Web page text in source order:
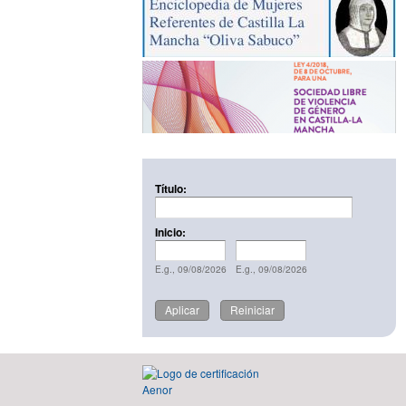
Título:
Inicio:
E.g., 09/08/2026 E.g., 09/08/2026